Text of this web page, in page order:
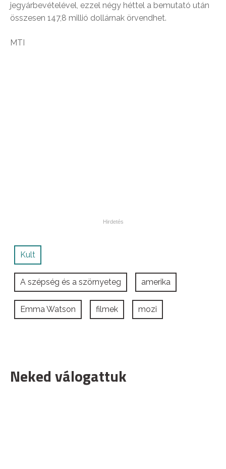
jegyárbevételével, ezzel négy héttel a bemutató után
összesen 147,8 millió dollárnak örvendhet.
MTI
Kult
A szépség és a szörnyeteg amerika
Emma Watson filmek mozi
Neked válogattuk